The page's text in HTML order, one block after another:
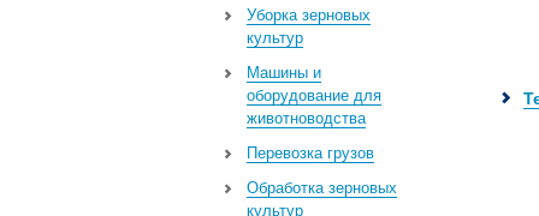
Уборка зерновых
культур
Машины и
оборудование для
животноводства
Перевозка грузов
Обработка зерновых
культур